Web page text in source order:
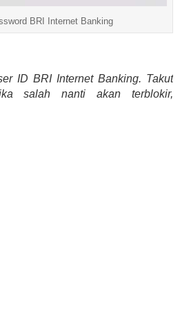
BRI Internet Banking
ID BRI Internet Banking. Takut
salah nanti akan terblokir,